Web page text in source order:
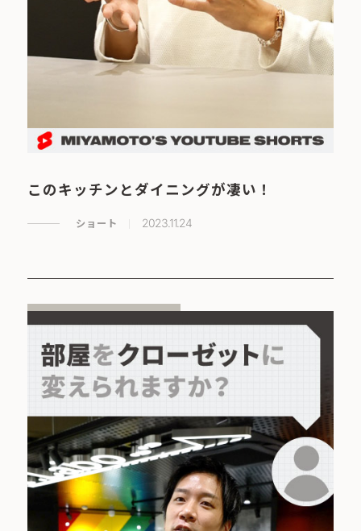
このキッチンとダイニングが凄い！
ショート 2023.11.24